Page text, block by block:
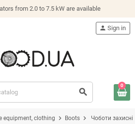
from 2.0 to 7.5 kW are available
search
person Sign in
0
equipment, clothing chevron_right Boots chevron_right Чоботи